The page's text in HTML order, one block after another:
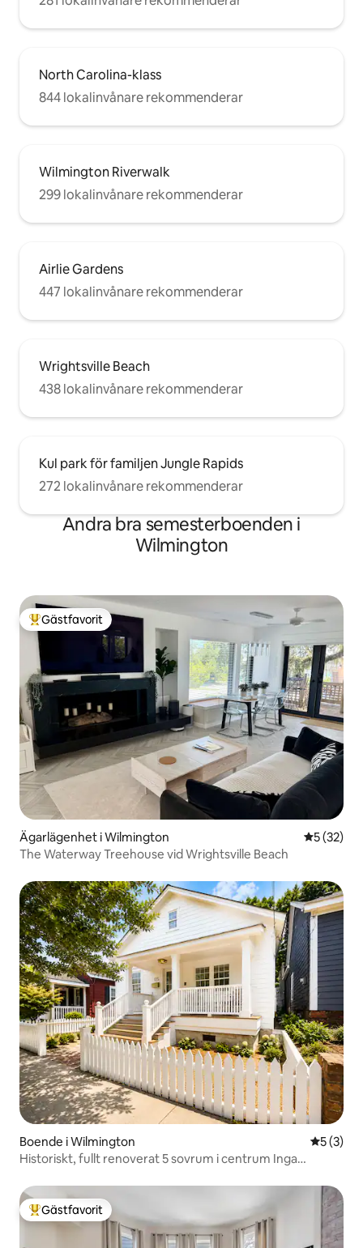
North Carolina-klass
844 lokalinvånare rekommenderar
Wilmington Riverwalk
299 lokalinvånare rekommenderar
Airlie Gardens
447 lokalinvånare rekommenderar
Wrightsville Beach
438 lokalinvånare rekommenderar
Kul park för familjen Jungle Rapids
272 lokalinvånare rekommenderar
Andra bra semesterboenden i
Wilmington
Populär gästfavorit
Gästfavorit
Ägarlägenhet i Wilmington 5 av 5 i
5 (32)
The Waterway Treehouse vid Wrightsville Beach
Boende i Wilmington 5 av 5 i
5 (3)
Historiskt, fullt renoverat 5 sovrum i centrum Inga
Populär gästfavorit
Gästfavorit